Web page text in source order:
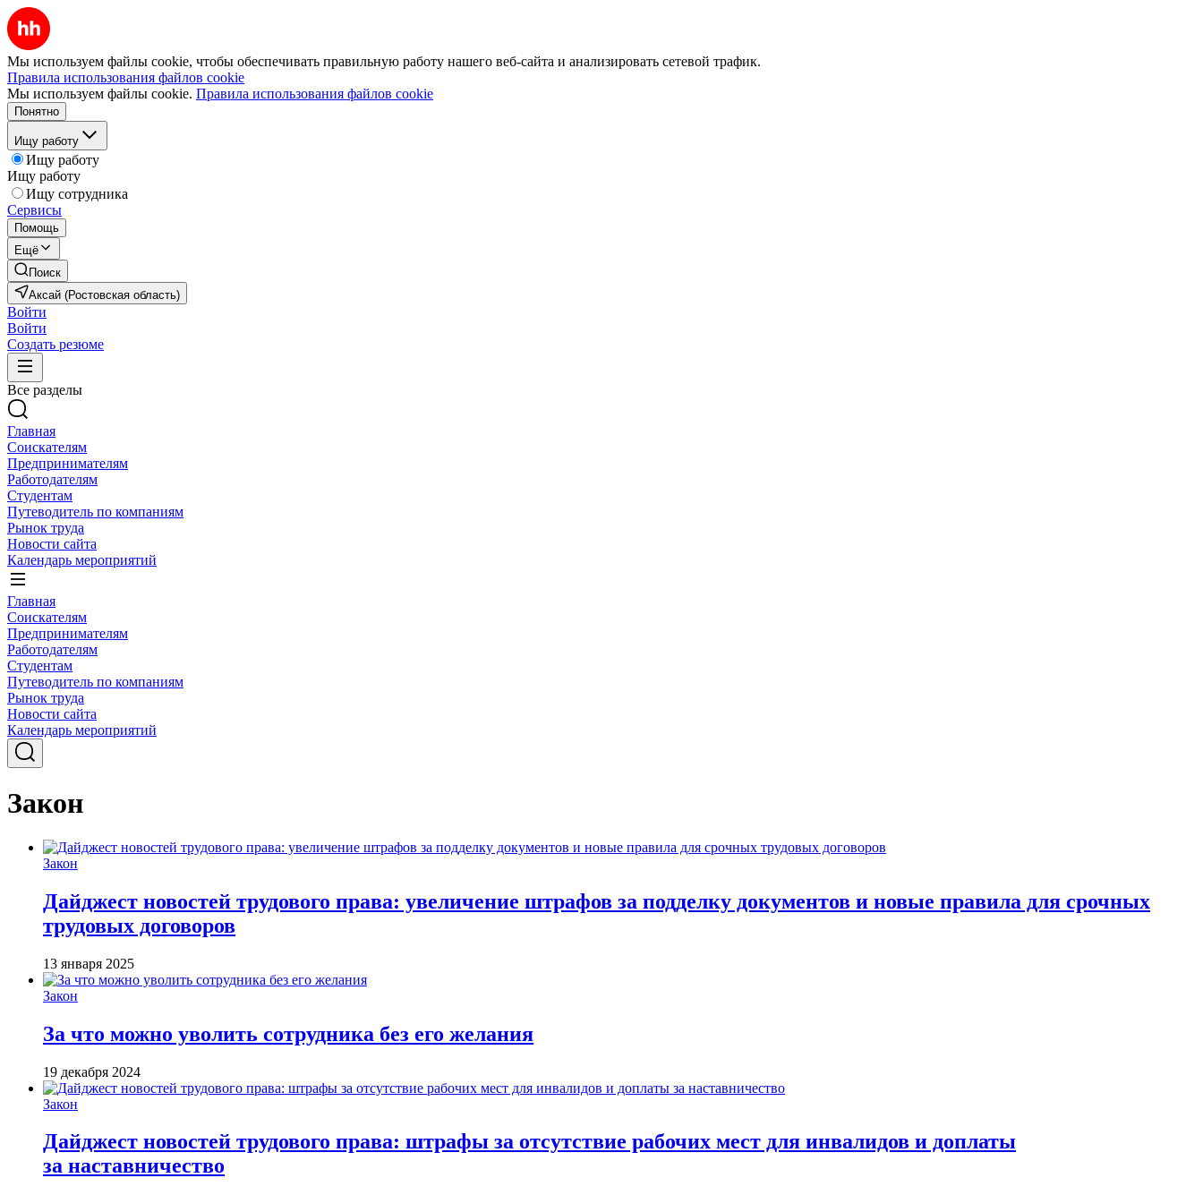
Мы используем файлы cookie, чтобы обеспечивать правильную работу нашего веб-сайта и анализировать сетевой трафик.
Правила использования файлов cookie
Мы используем файлы cookie. Правила использования файлов cookie
Понятно
Ищу работу
Ищу работу
Ищу работу
Ищу сотрудника
Сервисы
Помощь
Ещё
Поиск
Аксай (Ростовская область)
Войти
Войти
Создать резюме
Все разделы
Главная
Соискателям
Предпринимателям
Работодателям
Студентам
Путеводитель по компаниям
Рынок труда
Новости сайта
Календарь мероприятий
Главная
Соискателям
Предпринимателям
Работодателям
Студентам
Путеводитель по компаниям
Рынок труда
Новости сайта
Календарь мероприятий
Закон
Закон
Дайджест новостей трудового права: увеличение штрафов за подделку документов и новые правила для срочных
трудовых договоров
13 января 2025
Закон
За что можно уволить сотрудника без его желания
19 декабря 2024
Закон
Дайджест новостей трудового права: штрафы за отсутствие рабочих мест для инвалидов и доплаты
за наставничество